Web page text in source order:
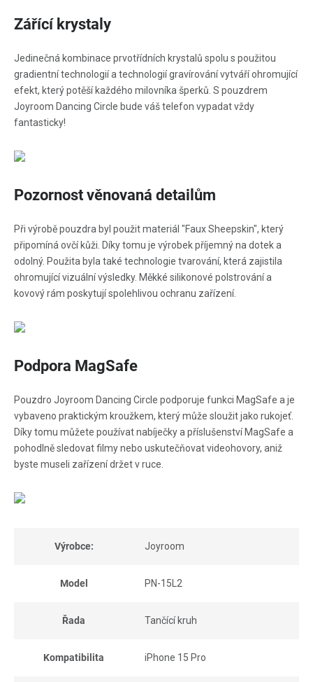
Zářící krystaly
Jedinečná kombinace prvotřídních krystalů spolu s použitou
gradientní technologií a technologií gravírování vytváří ohromující
efekt, který potěší každého milovníka šperků. S pouzdrem
Joyroom Dancing Circle bude váš telefon vypadat vždy
fantasticky!
Pozornost věnovaná detailům
Při výrobě pouzdra byl použit materiál "Faux Sheepskin", který
připomíná ovčí kůži. Díky tomu je výrobek příjemný na dotek a
odolný. Použita byla také technologie tvarování, která zajistila
ohromující vizuální výsledky. Měkké silikonové polstrování a
kovový rám poskytují spolehlivou ochranu zařízení.
Podpora MagSafe
Pouzdro Joyroom Dancing Circle podporuje funkci MagSafe a je
vybaveno praktickým kroužkem, který může sloužit jako rukojeť.
Díky tomu můžete používat nabíječky a příslušenství MagSafe a
pohodlně sledovat filmy nebo uskutečňovat videohovory, aniž
byste museli zařízení držet v ruce.
Výrobce: Joyroom
Model PN-15L2
Řada Tančící kruh
Kompatibilita iPhone 15 Pro